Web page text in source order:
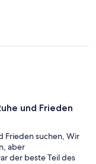
und Frieden
Frieden suchen, Wir
aber
der beste Teil des